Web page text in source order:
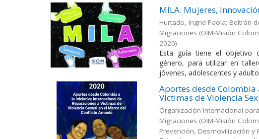
MILA: Mujeres,
Hurtado, Ingrid Paola; Beltrán
Migraciones (OIM-Misión
2020)
Esta guía tiene el objetivo
género, para utilizar en
jóvenes, adolescentes y
Aportes desde
Víctimas de Violencia
Organización Internacional
Migraciones (OIM-Misión
Prevención, Desmovilización y